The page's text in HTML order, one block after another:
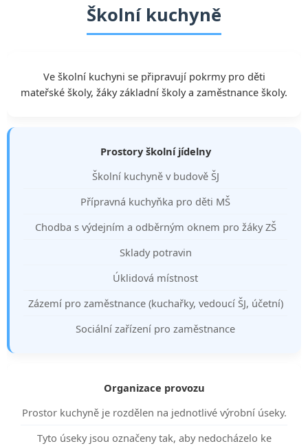
Školní kuchyně
Ve školní kuchyni se připravují pokrmy pro děti
mateřské školy, žáky základní školy a zaměstnance školy.
Prostory školní jídelny
Školní kuchyně v budově ŠJ
Přípravná kuchyňka pro děti MŠ
Chodba s výdejním a odběrným oknem pro žáky ZŠ
Sklady potravin
Úklidová místnost
Zázemí pro zaměstnance (kuchařky, vedoucí ŠJ, účetní)
Sociální zařízení pro zaměstnance
Organizace provozu
Prostor kuchyně je rozdělen na jednotlivé výrobní úseky.
Tyto úseky jsou označeny tak, aby nedocházelo ke